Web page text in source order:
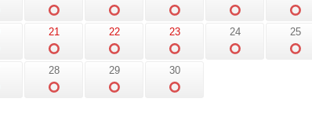
21 22 23 24 25
28 29 30